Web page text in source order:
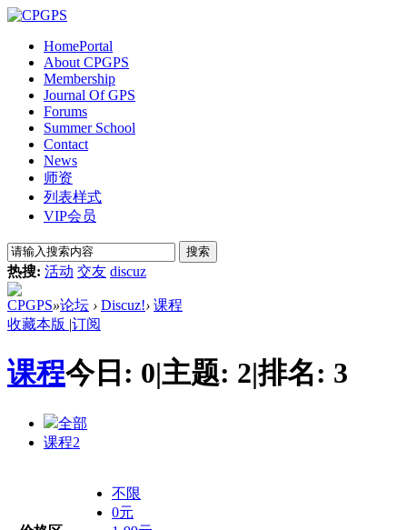
HomePortal
About CPGPS
Membership
Journal Of GPS
Forums
Summer School
Contact
News
师资
列表样式
VIP会员
搜索
热搜: 活动 交友 discuz
CPGPS»论坛 › Discuz!› 课程
收藏本版 |订阅
课程今日: 0|主题: 2|排名: 3
全部
课程2
不限
0元